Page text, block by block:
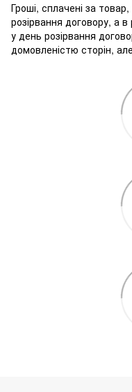
Гроші, сплачені за
розірвання договору, а
у день розірвання
домовленістю сторін,